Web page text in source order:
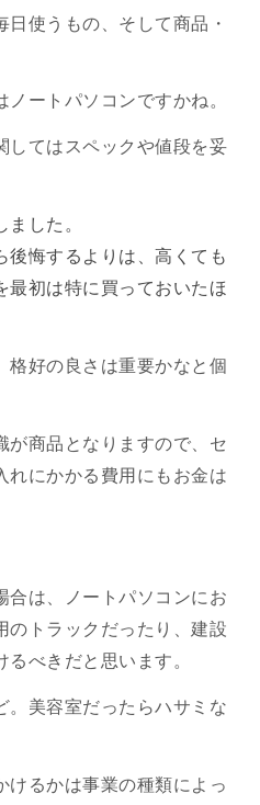
使うもの、そして商品・
ートパソコンですかね。
してはスペックや値段を妥
した。
後悔するよりは、高くても
最初は特に買っておいたほ
格好の良さは重要かなと個
が商品となりますので、セ
れにかかる費用にもお金は
合は、ノートパソコンにお
のトラックだったり、建設
べきだと思います。
。美容室だったらハサミな
けるかは事業の種類によっ